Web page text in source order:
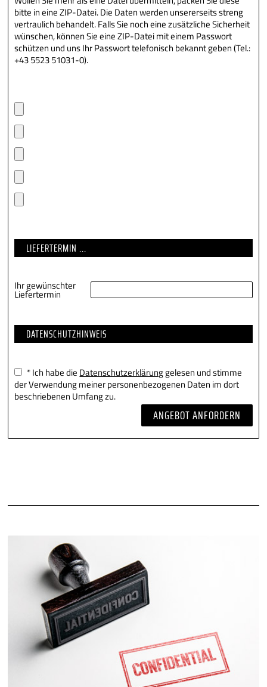
bitte in eine ZIP-Datei. Die Daten werden unsererseits streng
vertraulich behandelt. Falls Sie noch eine zusätzliche Sicherheit
wünschen, können Sie eine ZIP-Datei mit einem Passwort
schützen und uns Ihr Passwort telefonisch bekannt geben (Tel.:
+43 5523 51031-0).
LIEFERTERMIN ...
Ihr gewünschter
Liefertermin
DATENSCHUTZHINWEIS
* Ich habe die Datenschutzerklärunggelesen und stimme
der Verwendung meiner personenbezogenen Daten im dort
beschriebenen Umfang zu.